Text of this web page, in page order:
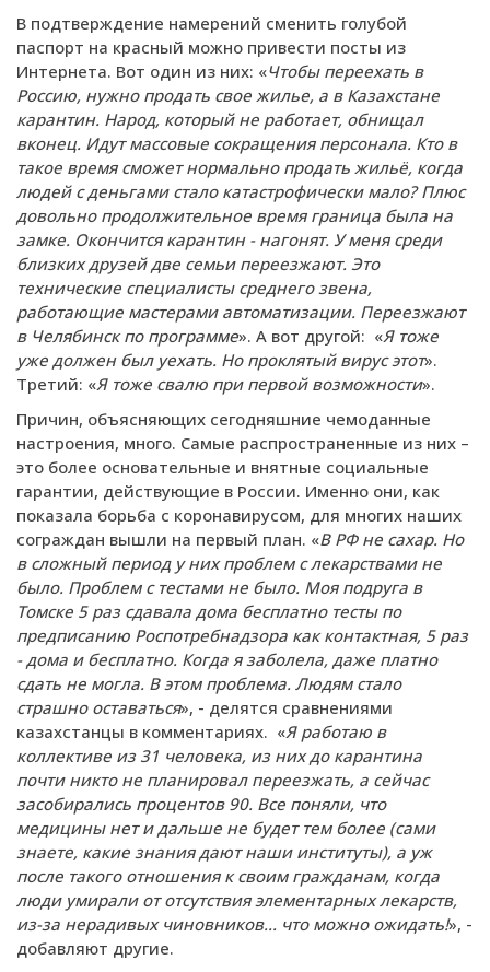
В подтверждение намерений сменить голубой
паспорт на красный можно привести посты из
Интернета. Вот один из них: «Чтобы переехать в
Россию, нужно продать свое жилье, а в Казахстане
карантин. Народ, который не работает, обнищал
вконец. Идут массовые сокращения персонала. Кто в
такое время сможет нормально продать жильё, когда
людей с деньгами стало катастрофически мало? Плюс
довольно продолжительное время граница была на
замке. Окончится карантин - нагонят. У меня среди
близких друзей две семьи переезжают. Это
технические специалисты среднего звена,
работающие мастерами автоматизации. Переезжают
в Челябинск по программе». А вот другой: «Я тоже
уже должен был уехать. Но проклятый вирус этот».
Третий: «Я тоже свалю при первой возможности».
Причин, объясняющих сегодняшние чемоданные
настроения, много. Самые распространенные из них –
это более основательные и внятные социальные
гарантии, действующие в России. Именно они, как
показала борьба с коронавирусом, для многих наших
сограждан вышли на первый план. «В РФ не сахар. Но
в сложный период у них проблем с лекарствами не
было. Проблем с тестами не было. Моя подруга в
Томске 5 раз сдавала дома бесплатно тесты по
предписанию Роспотребнадзора как контактная, 5 раз
- дома и бесплатно. Когда я заболела, даже платно
сдать не могла. В этом проблема. Людям стало
страшно оставаться», - делятся сравнениями
казахстанцы в комментариях. «Я работаю в
коллективе из 31 человека, из них до карантина
почти никто не планировал переезжать, а сейчас
засобирались процентов 90. Все поняли, что
медицины нет и дальше не будет тем более (сами
знаете, какие знания дают наши институты), а уж
после такого отношения к своим гражданам, когда
люди умирали от отсутствия элементарных лекарств,
из-за нерадивых чиновников... что можно ожидать!», -
добавляют другие.